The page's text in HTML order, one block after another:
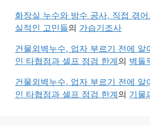
화장실 누수와 방수 공사, 직접 겪
실적인 고민들의 가습기조사
건물외벽누수, 업자 부르기 전에 알
인 타협점과 셀프 점검 한계의 벽돌
건물외벽누수, 업자 부르기 전에 알
인 타협점과 셀프 점검 한계의 기물